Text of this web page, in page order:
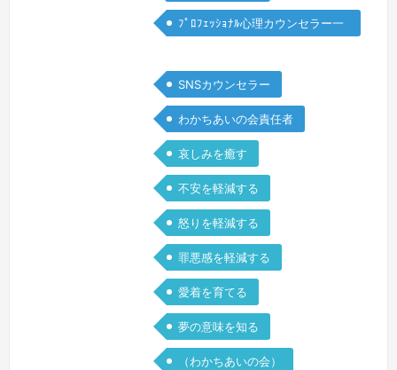
ケ… 続きを見る »
ﾌﾟﾛﾌｪｯｼｮﾅﾙ心理カウンセラー一
SNSカウンセラー
わかちあいの会責任者
哀しみを癒す
不安を軽減する
怒りを軽減する
罪悪感を軽減する
愛着を育てる
夢の意味を知る
（わかちあいの会）